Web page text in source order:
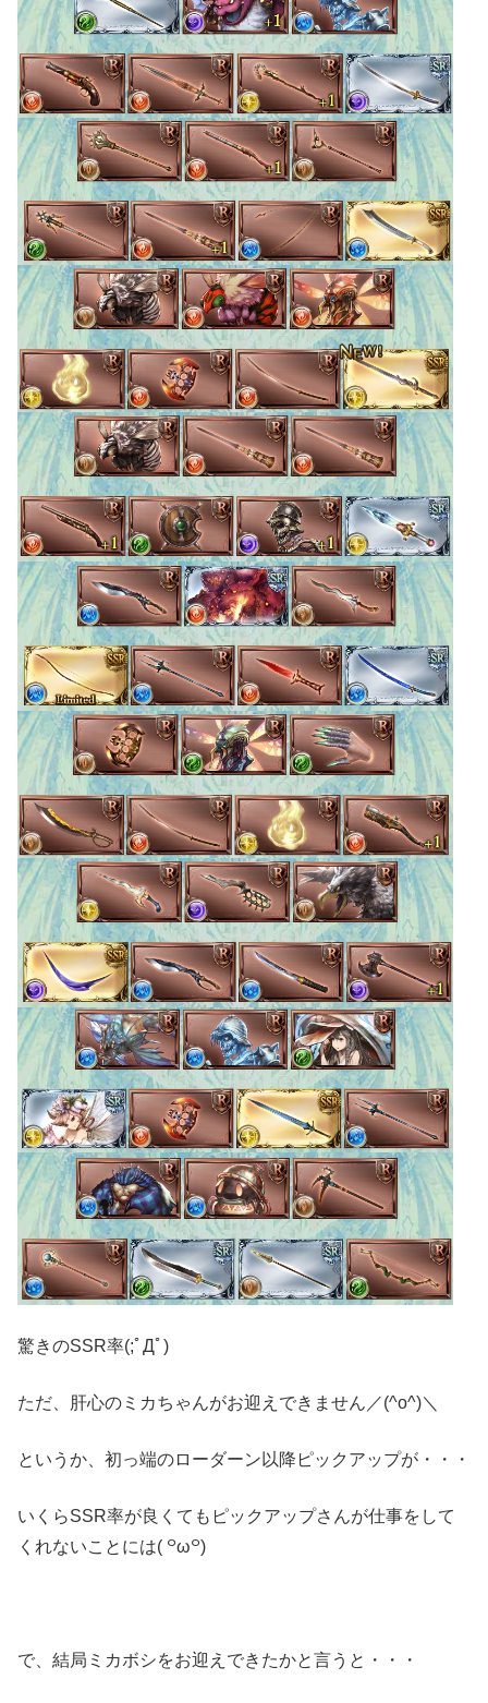
驚きのSSR率(;ﾟДﾟ)
ただ、肝心のミカちゃんがお迎えできません／(^o^)＼
というか、初っ端のローダーン以降ピックアップが・・・
いくらSSR率が良くてもピックアップさんが仕事をして
くれないことには( ꒪ω꒪)
で、結局ミカボシをお迎えできたかと言うと・・・